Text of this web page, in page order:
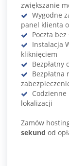
zwiększanie
Wygodne
panel klienta
Poczta
Instalacja
kliknięciem
Bezpłatny
lokalizacji
Zamów
sekund od